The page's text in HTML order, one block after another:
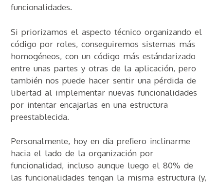
funcionalidades.
Si priorizamos el aspecto técnico organizando el
código por roles, conseguiremos sistemas más
homogéneos, con un código más estándarizado
entre unas partes y otras de la aplicación, pero
también nos puede hacer sentir una pérdida de
libertad al implementar nuevas funcionalidades
por intentar encajarlas en una estructura
preestablecida.
Personalmente, hoy en día prefiero inclinarme
hacia el lado de la organización por
funcionalidad, incluso aunque luego el 80% de
las funcionalidades tengan la misma estructura (y,